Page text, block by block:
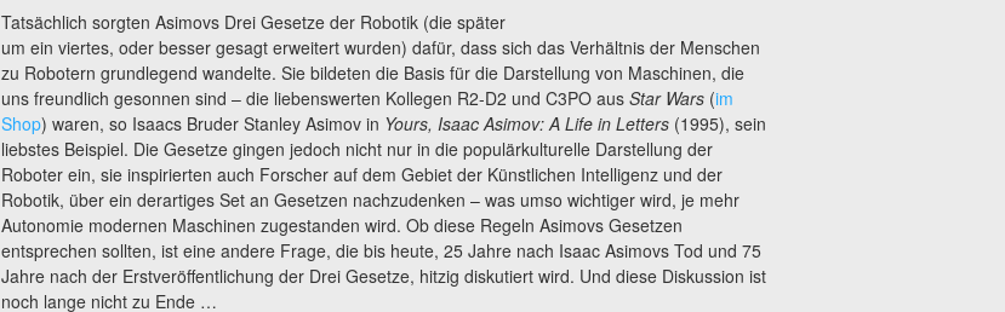
Tatsächlich sorgten Asimovs Drei Gesetze der Robotik (die später
um ein viertes, oder besser gesagt erweitert wurden) dafür, dass sich das Verhältnis der Menschen
zu Robotern grundlegend wandelte. Sie bildeten die Basis für die Darstellung von Maschinen, die
uns freundlich gesonnen sind – die liebenswerten Kollegen R2-D2 und C3PO aus Star Wars(im
Shop) waren, so Isaacs Bruder Stanley Asimov in Yours, Isaac Asimov: A Life in Letters(1995), sein
liebstes Beispiel. Die Gesetze gingen jedoch nicht nur in die populärkulturelle Darstellung der
Roboter ein, sie inspirierten auch Forscher auf dem Gebiet der Künstlichen Intelligenz und der
Robotik, über ein derartiges Set an Gesetzen nachzudenken – was umso wichtiger wird, je mehr
Autonomie modernen Maschinen zugestanden wird. Ob diese Regeln Asimovs Gesetzen
entsprechen sollten, ist eine andere Frage, die bis heute, 25 Jahre nach Isaac Asimovs Tod und 75
Jahre nach der Erstveröffentlichung der Drei Gesetze, hitzig diskutiert wird. Und diese Diskussion ist
noch lange nicht zu Ende …